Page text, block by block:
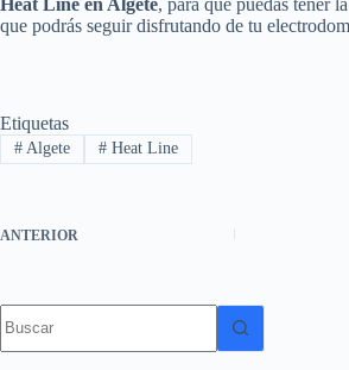
Heat Line en Algete, para que puedas tener
que podrás seguir disfrutando de tu
Etiquetas
#Algete #Heat Line
ANTERIOR
resultados